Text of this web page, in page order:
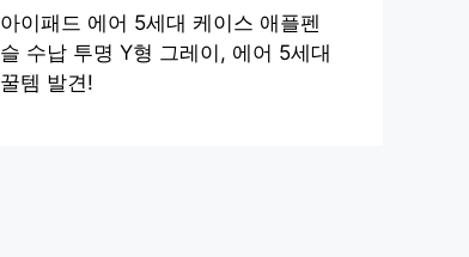
아이패드 에어 5세대 케이스 애플펜
슬 수납 투명 Y형 그레이, 에어 5세대
꿀템 발견!